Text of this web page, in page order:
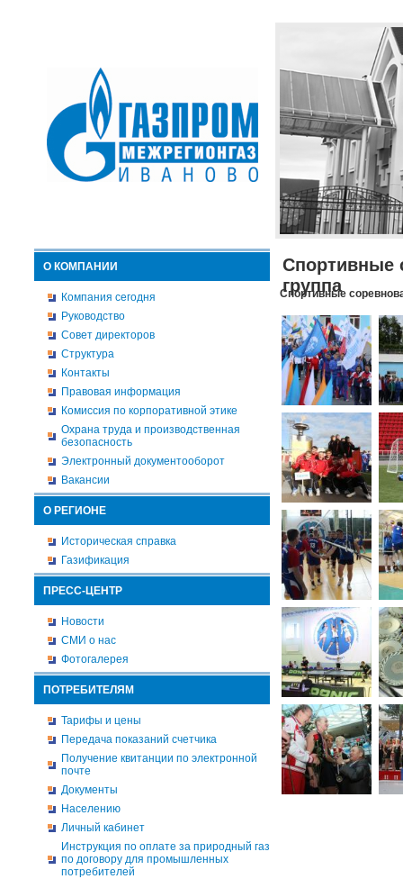
О КОМПАНИИ
Компания сегодня
Руководство
Совет директоров
Структура
Контакты
Правовая информация
Комиссия по корпоративной этике
Охрана труда и производственная
безопасность
Электронный документооборот
Вакансии
О РЕГИОНЕ
Историческая справка
Газификация
ПРЕСС-ЦЕНТР
Новости
СМИ о нас
Фотогалерея
ПОТРЕБИТЕЛЯМ
Тарифы и цены
Передача показаний счетчика
Получение квитанции по электронной
почте
Документы
Населению
Личный кабинет
Инструкция по оплате за природный газ
по договору для промышленных
потребителей
Спортивные
группа
Спортивные